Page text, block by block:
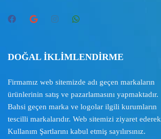
DOĞAL İKLİMLENDİRME
Firmamız web sitemizde adı geçen markaların
ürünlerinin satış ve pazarlamasını yapmaktadır.
Bahsi geçen marka ve logolar ilgili kurumların
tescilli markalarıdır. Web sitemizi ziyaret ederek
Kullanım Şartlarını kabul etmiş sayılırsınız.